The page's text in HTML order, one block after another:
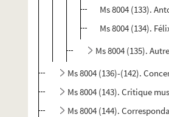
Ms 8004 (133).
Ms 8004 (134).
Ms 8004 (135).
Ms 8004 (136)-(142).
Ms 8004 (143). Critique
Ms 8004 (144).